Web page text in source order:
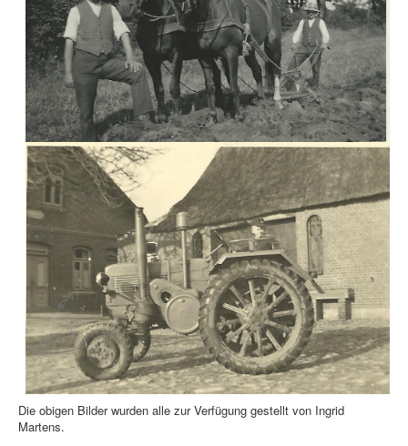
Die obigen Bilder wurden alle zur Verfügung gestellt von Ingrid
Martens.